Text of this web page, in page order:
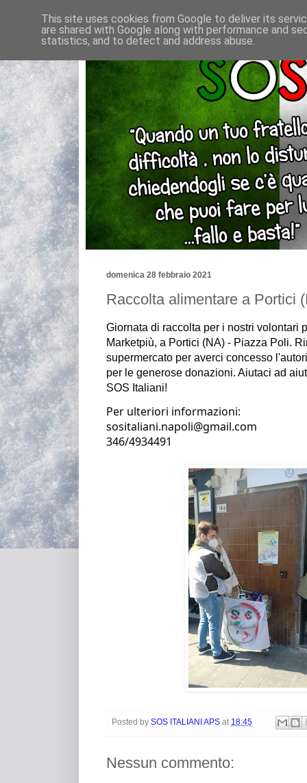
domenica 28 febbraio 2021
Raccolta alimentare a Portici
Giornata di raccolta per i nostri volontari
Marketpiù, a Portici (NA) - Piazza Poli.
supermercato per averci concesso
per le generose donazioni. Aiutaci ad
SOS Italiani!
Per ulteriori informazioni:
sositaliani.napoli@gmail.com
346/4934491
Posted by SOS ITALIANI APS at 18:45
Nessun commento:
This site uses cookies from Google to deliver its
are shared with Google along with performance and
statistics, and to detect and address abuse.